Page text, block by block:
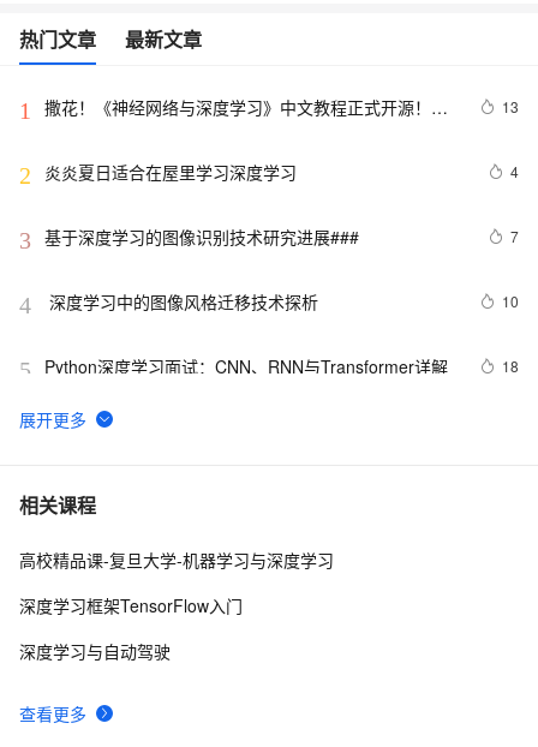
热门文章 最新文章
1
撒花！《神经网络与深度学习》中文教程正式开源！全
13
2 炎炎夏日适合在屋里学习深度学习 4
3 7
4 深度学习中的图像风格迁移技术探析 10
5 Python深度学习面试：CNN、RNN与Transformer详解 18
6 基于Pytorch的深度学习模型保存和加载方式
7 深入理解深度学习中的卷积神经网络（CNN）：从原理到
8 使用PyTorch解决多分类问题：构建、训练和评估深度学
相关课程
查看更多
高校精品课-复旦大学-机器学习与深度学习
深度学习框架TensorFlow入门
深度学习与自动驾驶